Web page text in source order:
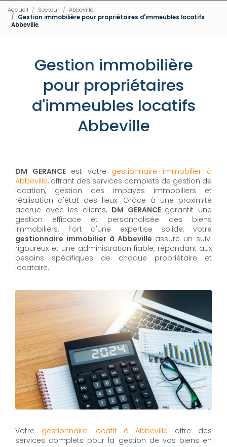
Accueil Secteur
Abbeville
Gestion immobilière pour propriétaires d'immeubles locatifs
Abbeville
Gestion immobilière
pour propriétaires
d'immeubles locatifs
Abbeville
DM GERANCE est votre gestionnaire immobilier à
Abbeville, offrant des services complets de gestion de
location, gestion des impayés immobiliers et
réalisation d'état des lieux. Grâce à une proximité
accrue avec les clients, DM GERANCE garantit une
gestion efficace et personnalisée des biens
immobiliers. Fort d'une expertise solide, votre
gestionnaire immobilier à Abbeville assure un suivi
rigoureux et une administration fiable, répondant aux
besoins spécifiques de chaque propriétaire et
locataire.
Votre gestionnaire locatif à Abbeville offre des
services complets pour la gestion de vos biens en